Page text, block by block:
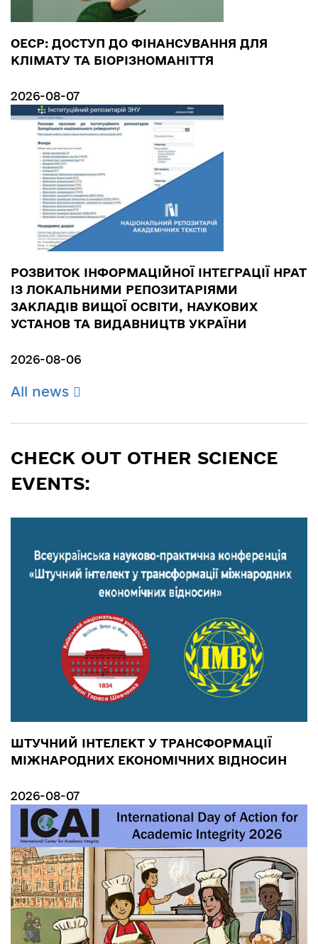
ОЕСР: ДОСТУП ДО ФІНАНСУВАННЯ ДЛЯ
КЛІМАТУ ТА БІОРІЗНОМАНІТТЯ
2026-08-07
РОЗВИТОК ІНФОРМАЦІЙНОЇ ІНТЕГРАЦІЇ НРАТ
ІЗ ЛОКАЛЬНИМИ РЕПОЗИТАРІЯМИ
ЗАКЛАДІВ ВИЩОЇ ОСВІТИ, НАУКОВИХ
УСТАНОВ ТА ВИДАВНИЦТВ УКРАЇНИ
2026-08-06
All news
CHECK OUT OTHER SCIENCE
EVENTS:
ШТУЧНИЙ ІНТЕЛЕКТ У ТРАНСФОРМАЦІЇ
МІЖНАРОДНИХ ЕКОНОМІЧНИХ ВІДНОСИН
2026-08-07